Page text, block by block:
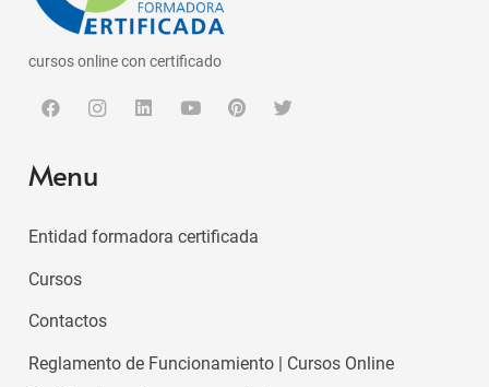
cursos online con certificado
Menu
Entidad formadora certificada
Cursos
Contactos
Reglamento de Funcionamiento | Cursos Online